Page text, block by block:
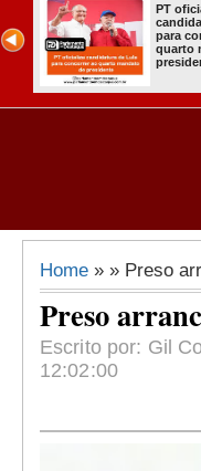
Efraim
anuncia
Pontes,
Cabo
como
Home » » Preso
Preso
Escrito por: Gil
12:02:00